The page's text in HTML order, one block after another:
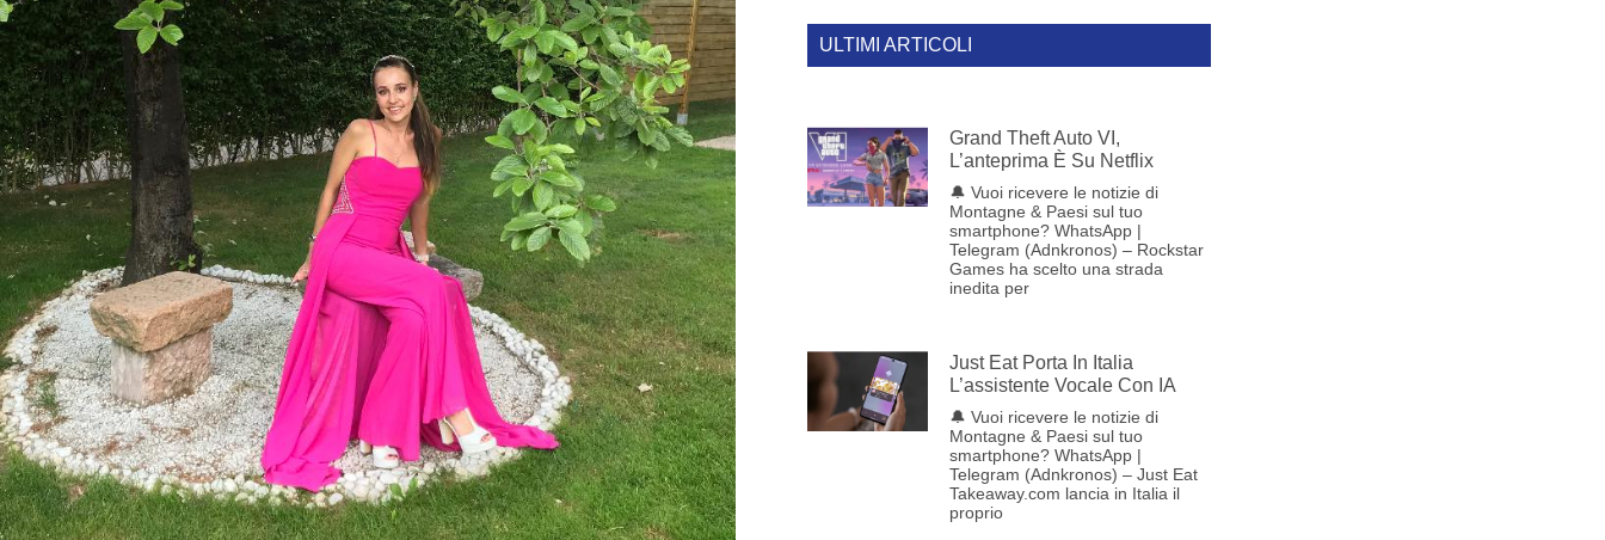
ULTIMI ARTICOLI
Grand Theft Auto VI,
L’anteprima È Su Netflix
🔔 Vuoi ricevere le notizie di
Montagne & Paesi sul tuo
smartphone? WhatsApp |
Telegram (Adnkronos) – Rockstar
Games ha scelto una strada
inedita per
Just Eat Porta In Italia
L’assistente Vocale Con IA
🔔 Vuoi ricevere le notizie di
Montagne & Paesi sul tuo
smartphone? WhatsApp |
Telegram (Adnkronos) – Just Eat
Takeaway.com lancia in Italia il
proprio